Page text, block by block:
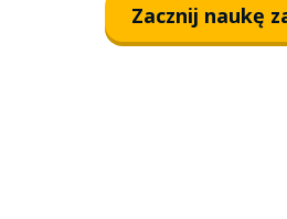
Zacznij naukę